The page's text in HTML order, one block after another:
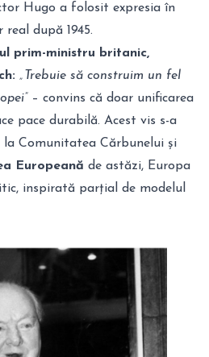
Hugo a folosit expresia în
după 1945.
prim-ministru britanic,
„Trebuie să construim un fel
– convins că doar unificarea
pace durabilă. Acest vis s-a
Comunitatea Cărbunelui și
Europeană de astăzi, Europa
inspirată parțial de modelul